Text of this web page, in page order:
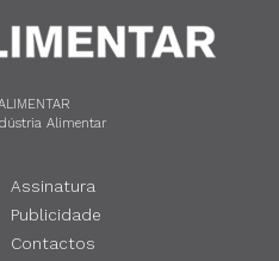
Alimentar
Assinatura
Publicidade
Contactos